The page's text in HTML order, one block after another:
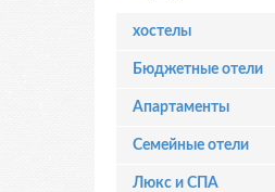
хостелы
Бюджетные отели
Апартаменты
Семейные отели
Люкс и СПА